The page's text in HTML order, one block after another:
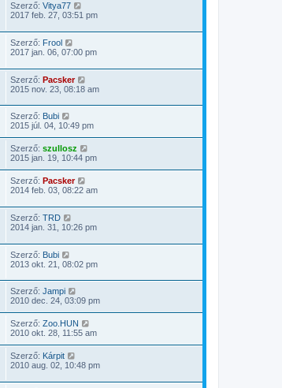
Szerző: Vitya77
2017 feb. 27, 03:51 pm
Szerző: Frool
2017 jan. 06, 07:00 pm
Szerző: Pacsker
2015 nov. 23, 08:18 am
Szerző: Bubi
2015 júl. 04, 10:49 pm
Szerző: szullosz
2015 jan. 19, 10:44 pm
Szerző: Pacsker
2014 feb. 03, 08:22 am
Szerző: TRD
2014 jan. 31, 10:26 pm
Szerző: Bubi
2013 okt. 21, 08:02 pm
Szerző: Jampi
2010 dec. 24, 03:09 pm
Szerző: Zoo.HUN
2010 okt. 28, 11:55 am
Szerző: Kárpit
2010 aug. 02, 10:48 pm